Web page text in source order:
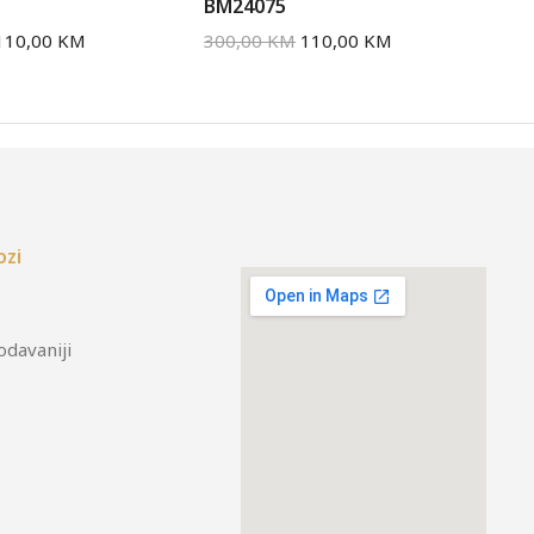
KM
BM24075
300,00KM 110,00 KM